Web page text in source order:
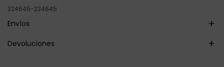
224645-224645
Envíos
Devoluciones